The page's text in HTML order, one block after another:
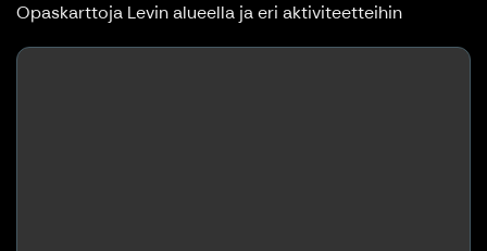
Opaskarttoja Levin alueella ja eri aktiviteetteihin